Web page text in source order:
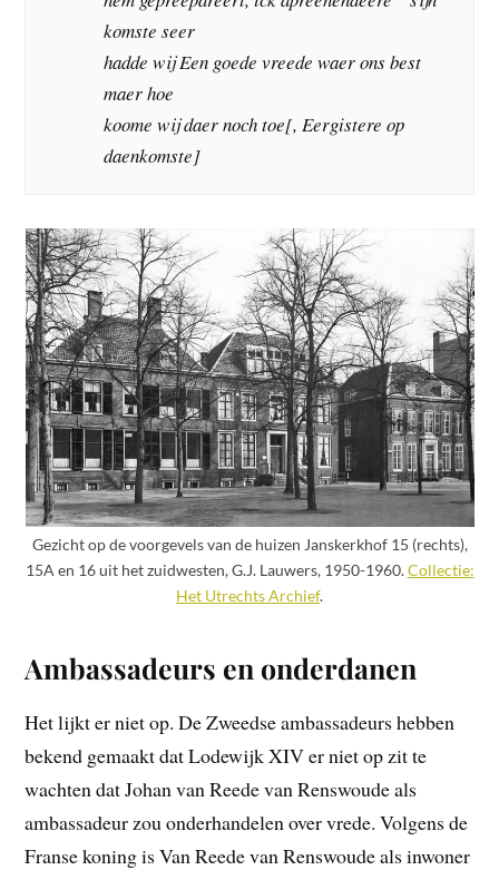
komste seer
hadde wij Een goede vreede waer ons best
maer hoe
koome wij daer noch toe[, Eergistere op
daenkomste]
Gezicht op de voorgevels van de huizen Janskerkhof 15 (rechts),
15A en 16 uit het zuidwesten, G.J. Lauwers, 1950-1960.Collectie:
Het Utrechts Archief.
Ambassadeurs en onderdanen
Het lijkt er niet op. De Zweedse ambassadeurs hebben
bekend gemaakt dat Lodewijk XIV er niet op zit te
wachten dat Johan van Reede van Renswoude als
ambassadeur zou onderhandelen over vrede. Volgens de
Franse koning is Van Reede van Renswoude als inwoner